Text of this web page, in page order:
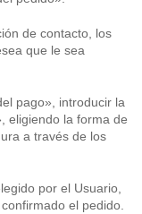
de contacto, los
que le sea
pago», introducir la
eligiendo la forma de
a través de los
por el Usuario,
el pedido.